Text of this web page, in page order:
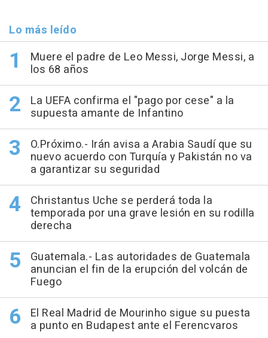
Lo más leído
Muere el padre de Leo Messi, Jorge Messi, a
los 68 años
La UEFA confirma el "pago por cese" a la
supuesta amante de Infantino
O.Próximo.- Irán avisa a Arabia Saudí que su
nuevo acuerdo con Turquía y Pakistán no va
a garantizar su seguridad
Christantus Uche se perderá toda la
temporada por una grave lesión en su rodilla
derecha
Guatemala.- Las autoridades de Guatemala
anuncian el fin de la erupción del volcán de
Fuego
El Real Madrid de Mourinho sigue su puesta
a punto en Budapest ante el Ferencvaros